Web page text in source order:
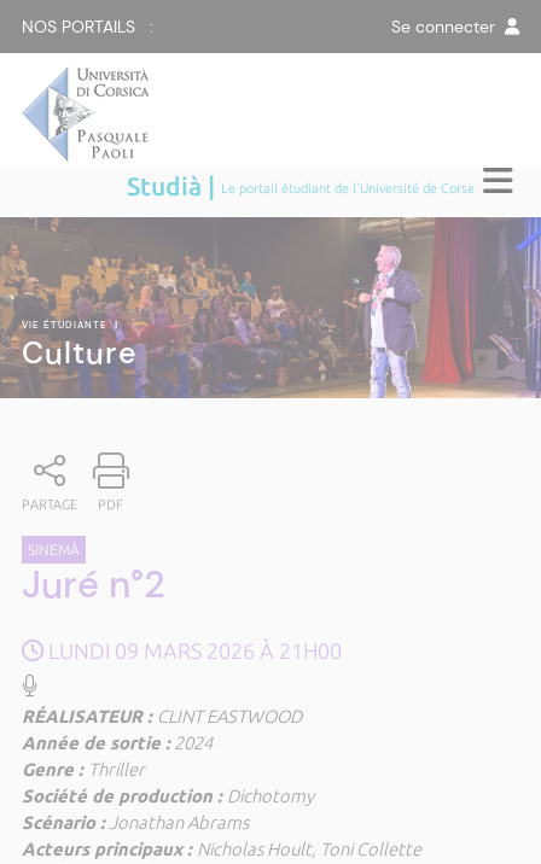
NOS PORTAILS : Se connecter
Studià | Le portail étudiant de l'Université de Corse
VIE ÉTUDIANTE|
Culture
PARTAGE PDF
SINEMÀ
Juré n°2
LUNDI 09 MARS 2026 À 21H00
RÉALISATEUR : CLINT EASTWOOD
Année de sortie :2024
Genre : Thriller
Société de production : Dichotomy
Scénario :Jonathan Abrams
Acteurs principaux : Nicholas Hoult, Toni Collette